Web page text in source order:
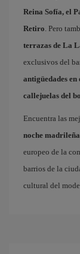
Reina Sofía, el
Retiro. Pero
terrazas de La
exclusivos del
antigüedades
callejuelas del
Encuentra las
noche madrileña
europeo de la
barrios de la
cultural del